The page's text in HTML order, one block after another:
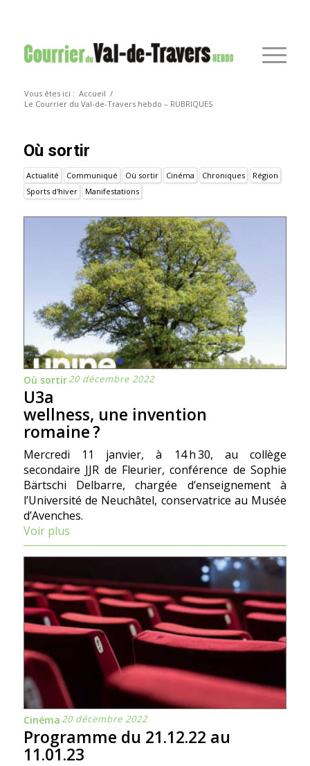
Vous êtes ici : Accueil /
Le Courrier du Val-de-Travers hebdo – RUBRIQUES
Où sortir
Actualité Communiqué Où sortir Cinéma Chroniques
Région
Sports d'hiver
Manifestations
Où sortir20 décembre 2022
U3a
wellness, une invention
romaine ?
Mercredi 11 janvier, à 14 h 30, au collège
secondaire JJR de Fleurier, conférence de Sophie
Bärtschi Delbarre, chargée d’enseignement à
l’Université de Neuchâtel, conservatrice au Musée
d’Avenches.
Voir plus
Cinéma20 décembre 2022
Programme du 21.12.22 au
11.01.23